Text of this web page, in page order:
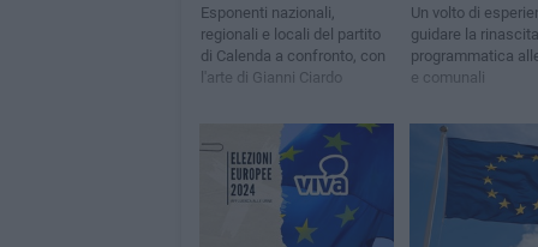
Esponenti nazionali,
regionali e locali del partito
di Calenda a confronto, con
l'arte di Gianni Ciardo
Un volto di
guidare la
programmatica
e comunali